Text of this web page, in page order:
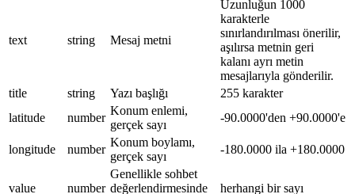
text string Mesaj metni
Uzunluğun 1000
karakterle
sınırlandırılması önerilir,
aşılırsa metnin geri
kalanı ayrı metin
mesajlarıyla gönderilir.
title
string Yazı başlığı
255 karakter
latitude
number
Konum enlemi,
gerçek sayı
-90.0000'den +90.0000'e
longitude number
Konum boylamı,
gerçek sayı
-180.0000 ila +180.0000
value number
Genellikle sohbet
değerlendirmesinde
herhangi bir sayı